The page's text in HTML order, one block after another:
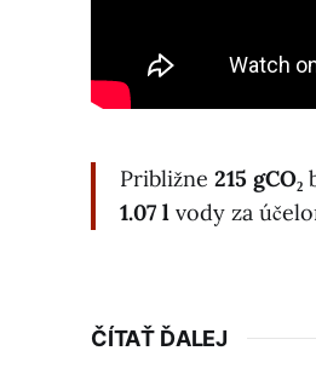
Približne 215 gCO₂
1.07 l vody za
ČÍTAŤ ĎALEJ